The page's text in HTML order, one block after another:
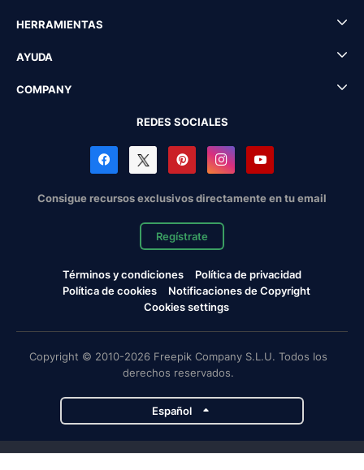
HERRAMIENTAS
AYUDA
COMPANY
REDES SOCIALES
Consigue recursos exclusivos directamente en tu email
Regístrate
Términos y condiciones
Política de privacidad
Política de cookies
Notificaciones de Copyright
Cookies settings
Copyright © 2010-2026 Freepik Company S.L.U. Todos los
derechos reservados.
Español